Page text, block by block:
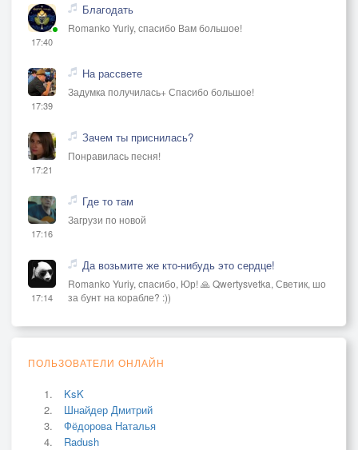
17:40
Благодать
Romanko Yuriy, спасибо Вам большое!
17:39
На рассвете
Задумка получилась+ Спасибо большое!
17:21
Зачем ты приснилась?
Понравилась песня!
17:16
Где то там
Загрузи по новой
17:14
Да возьмите же кто-нибудь это сердце!
Romanko Yuriy, спасибо, Юр! 🙏 Qwertysvetka, Светик, шо
за бунт на корабле? :))
ПОЛЬЗОВАТЕЛИ ОНЛАЙН
KsK
Шнайдер Дмитрий
Фёдорова Наталья
Radush